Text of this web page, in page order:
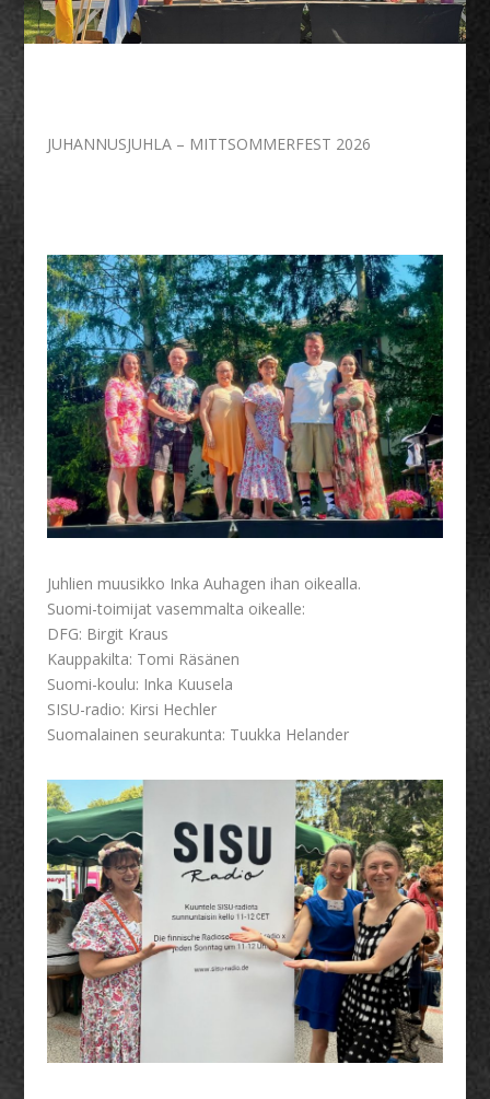
JUHANNUSJUHLA – MITTSOMMERFEST 2026
Juhlien muusikko Inka Auhagen ihan oikealla.
Suomi-toimijat vasemmalta oikealle:
DFG: Birgit Kraus
Kauppakilta: Tomi Räsänen
Suomi-koulu: Inka Kuusela
SISU-radio: Kirsi Hechler
Suomalainen seurakunta: Tuukka Helander